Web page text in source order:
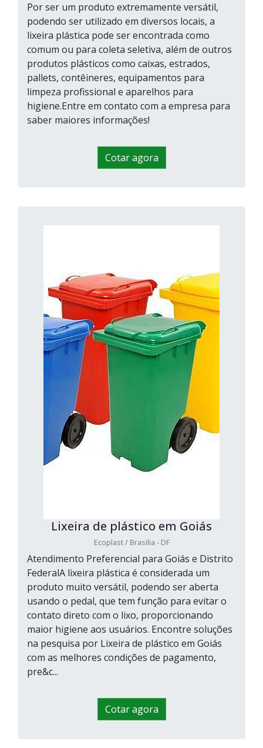
Por ser um produto extremamente versátil,
podendo ser utilizado em diversos locais, a
lixeira plástica pode ser encontrada como
comum ou para coleta seletiva, além de outros
produtos plásticos como caixas, estrados,
pallets, contêineres, equipamentos para
limpeza profissional e aparelhos para
higiene.Entre em contato com a empresa para
saber maiores informações!
Cotar agora
Lixeira de plástico em Goiás
Ecoplast / Brasilia - DF
Atendimento Preferencial para Goiás e Distrito
FederalA lixeira plástica é considerada um
produto muito versátil, podendo ser aberta
usando o pedal, que tem função para evitar o
contato direto com o lixo, proporcionando
maior higiene aos usuários. Encontre soluções
na pesquisa por Lixeira de plástico em Goiás
com as melhores condições de pagamento,
pre&c...
Cotar agora